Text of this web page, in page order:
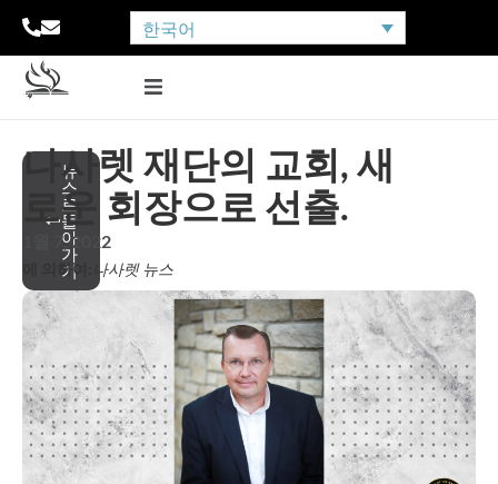
한국어
뉴
스
로
돌
아
가
기
나사렛 재단의 교회, 새
로운 회장으로 선출.
1월 7, 2022
에 의하여: 나사렛 뉴스